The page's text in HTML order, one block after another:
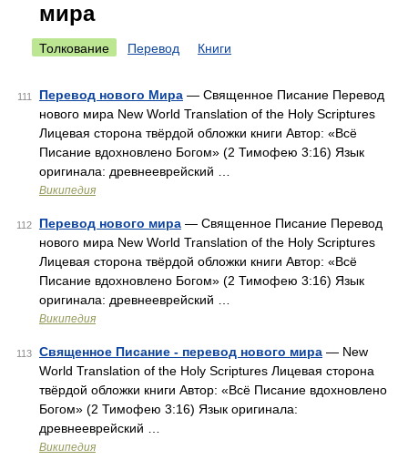
мира
Толкование Перевод Книги
111 Перевод нового Мира — Священное Писание Перевод
нового мира New World Translation of the Holy Scriptures
Лицевая сторона твёрдой обложки книги Автор: «Всё
Писание вдохновлено Богом» (2 Тимофею 3:16) Язык
оригинала: древнееврейский …
Википедия
112 Перевод нового мира — Священное Писание Перевод
нового мира New World Translation of the Holy Scriptures
Лицевая сторона твёрдой обложки книги Автор: «Всё
Писание вдохновлено Богом» (2 Тимофею 3:16) Язык
оригинала: древнееврейский …
Википедия
113 Священное Писание - перевод нового мира — New
World Translation of the Holy Scriptures Лицевая сторона
твёрдой обложки книги Автор: «Всё Писание вдохновлено
Богом» (2 Тимофею 3:16) Язык оригинала:
древнееврейский …
Википедия